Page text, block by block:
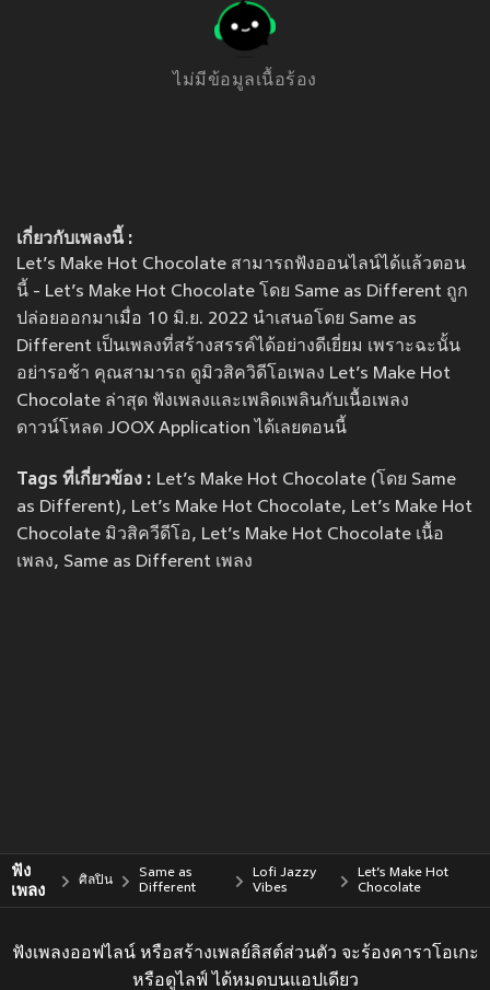
ไม่มีข้อมูลเนื้อร้อง
เกี่ยวกับเพลงนี้ :
Let’s Make Hot Chocolate สามารถฟังออนไลน์ได้แล้วตอน
นี้ - Let’s Make Hot Chocolate โดย Same as Different ถูก
ปล่อยออกมาเมื่อ 10 มิ.ย. 2022 นำเสนอโดย Same as
Different เป็นเพลงที่สร้างสรรค์ได้อย่างดีเยี่ยม เพราะฉะนั้น
อย่ารอช้า คุณสามารถ ดูมิวสิควิดีโอเพลง Let’s Make Hot
Chocolate ล่าสุด ฟังเพลงและเพลิดเพลินกับเนื้อเพลง
ดาวน์โหลด JOOX Application ได้เลยตอนนี้
Tags ที่เกี่ยวข้อง : Let’s Make Hot Chocolate (โดย Same
as Different), Let’s Make Hot Chocolate, Let’s Make Hot
Chocolate มิวสิควีดีโอ, Let’s Make Hot Chocolate เนื้อ
เพลง, Same as Different เพลง
ฟัง
เพลง
ศิลปิน
Same as
Different
Lofi Jazzy
Vibes
Let’s Make Hot
Chocolate
ฟังเพลงออฟไลน์ หรือสร้างเพลย์ลิสต์ส่วนตัว จะร้องคาราโอเกะ
หรือดูไลฟ์ ได้หมดบนแอปเดียว